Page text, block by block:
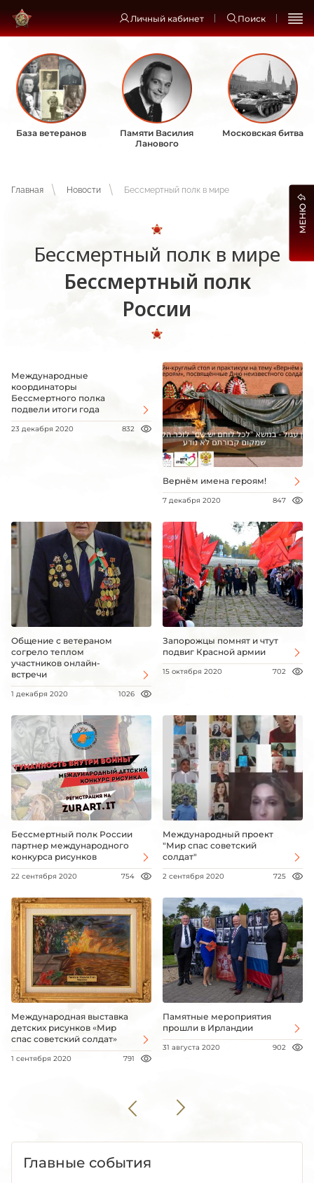
Личный кабинет Поиск
База ветеранов
Памяти Василия
Ланового
Московская битва
Главная Новости Бессмертный полк в мире
Бессмертный полк в мире
Бессмертный полк
России
Международные
координаторы
Бессмертного полка
подвели итоги года
23 декабря 2020 832
Вернём имена героям!
7 декабря 2020 847
Общение с ветераном
согрело теплом
участников онлайн-
встречи
1 декабря 2020 1026
Запорожцы помнят и чтут
подвиг Красной армии
15 октября 2020 702
Бессмертный полк России
партнер международного
конкурса рисунков
22 сентября 2020 754
Международный проект
"Мир спас советский
солдат"
2 сентября 2020 725
Международная выставка
детских рисунков «Мир
спас советский солдат»
1 сентября 2020 791
Памятные мероприятия
прошли в Ирландии
31 августа 2020 902
Главные события
МЕНЮ